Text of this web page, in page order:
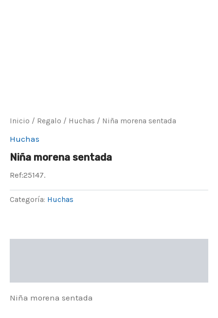
Inicio / Regalo / Huchas / Niña morena sentada
Huchas
Niña morena sentada
Ref:25147.
Categoría: Huchas
Niña morena sentada